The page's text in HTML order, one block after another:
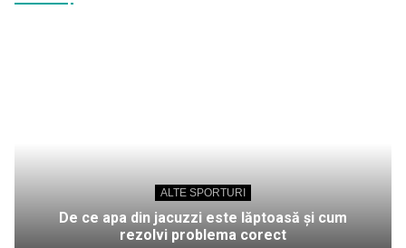
ALTE SPORTURI
De ce apa din jacuzzi este lăptoasă și cum
rezolvi problema corect